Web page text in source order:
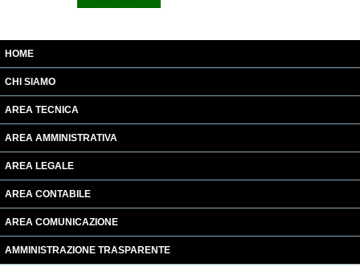
HOME
CHI SIAMO
AREA TECNICA
AREA AMMINISTRATIVA
AREA LEGALE
AREA CONTABILE
AREA COMUNICAZIONE
AMMINISTRAZIONE TRASPARENTE